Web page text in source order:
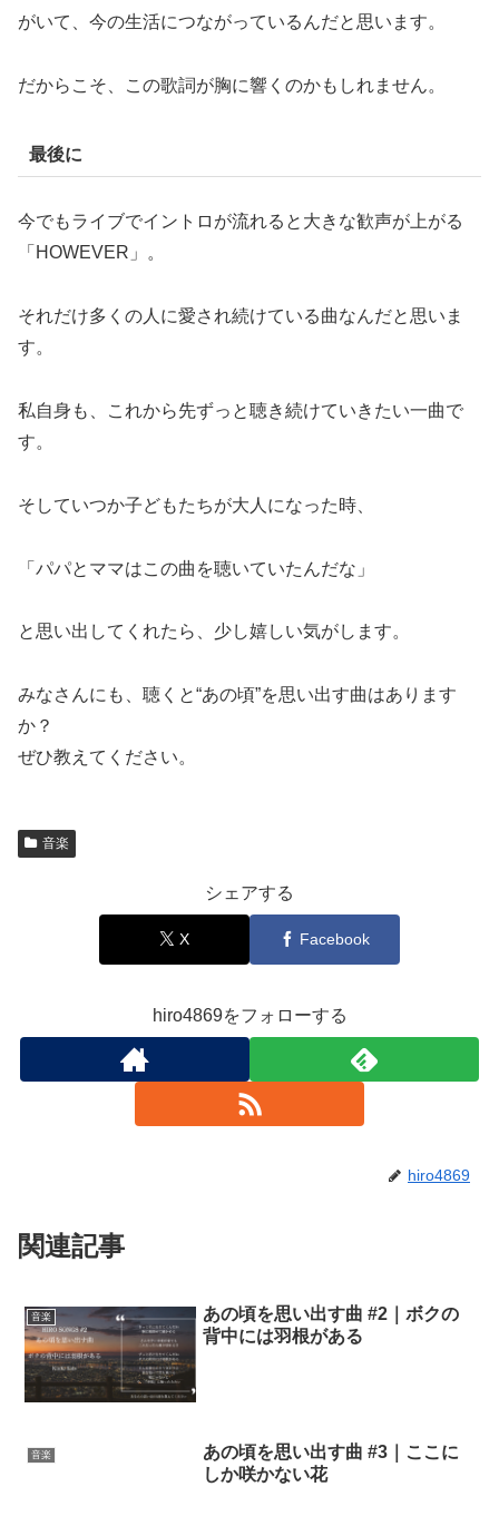
がいて、今の生活につながっているんだと思います。
だからこそ、この歌詞が胸に響くのかもしれません。
最後に
今でもライブでイントロが流れると大きな歓声が上がる
「HOWEVER」。
それだけ多くの人に愛され続けている曲なんだと思いま
す。
私自身も、これから先ずっと聴き続けていきたい一曲で
す。
そしていつか子どもたちが大人になった時、
「パパとママはこの曲を聴いていたんだな」
と思い出してくれたら、少し嬉しい気がします。
みなさんにも、聴くと“あの頃”を思い出す曲はあります
か？
ぜひ教えてください。
音楽
シェアする
X Facebook
hiro4869をフォローする
hiro4869
関連記事
音楽
あの頃を思い出す曲 #2｜ボクの
背中には羽根がある
音楽
あの頃を思い出す曲 #3｜ここに
しか咲かない花